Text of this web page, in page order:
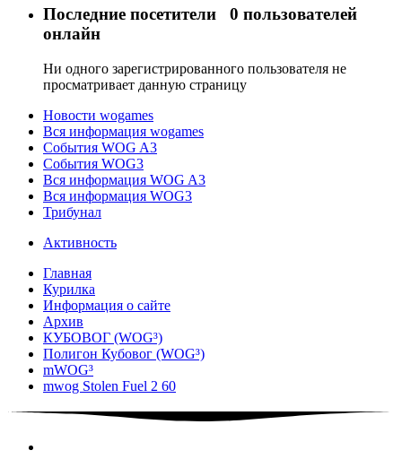
Последние посетители 0 пользователей
онлайн
Ни одного зарегистрированного пользователя не
просматривает данную страницу
Новости wogames
Вся информация wogames
События WOG A3
События WOG3
Вся информация WOG A3
Вся информация WOG3
Трибунал
Активность
Главная
Курилка
Информация о сайте
Архив
КУБОВОГ (WOG³)
Полигон Кубовог (WOG³)
mWOG³
mwog Stolen Fuel 2 60